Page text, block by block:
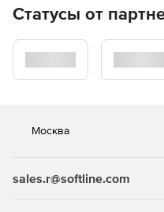
AnyCPU: доступно в
Может работать в
Статусы от
Москва
sales.r@softline.com